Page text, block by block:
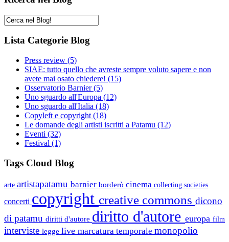
Lista Categorie Blog
Press review (5)
SIAE: tutto quello che avreste sempre voluto sapere e non
avete mai osato chiedere! (15)
Osservatorio Barnier(5)
Uno sguardo all'Europa (12)
Uno sguardo all'Italia (18)
Copyleft e copyright (18)
Le domande degli artisti iscritti a Patamu (12)
Eventi (32)
Festival (1)
Tags Cloud Blog
arte artistapatamu barnier borderò cinema collecting societies
concerti copyright creative commons dicono
di patamu diritti d'autore diritto d'autore europa film
interviste legge live marcatura temporale monopolio